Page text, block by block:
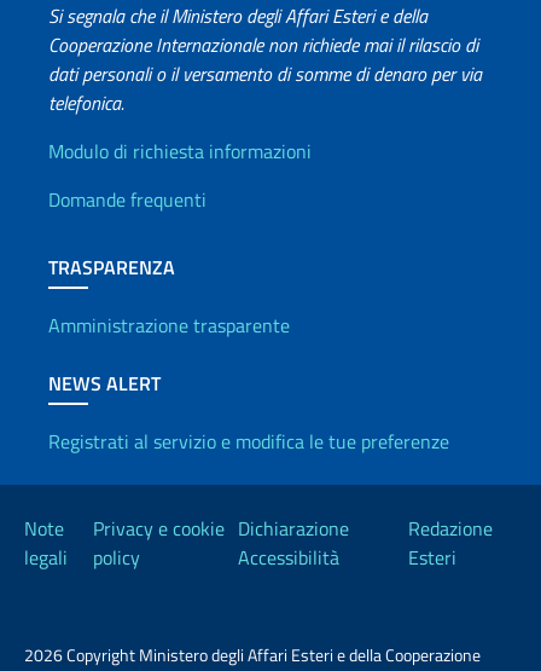
Si segnala che il Ministero degli Affari Esteri e della
Cooperazione Internazionale non richiede mai il rilascio di
dati personali o il versamento di somme di denaro per via
telefonica.
Info utili
Modulo di richiesta informazioni
Domande frequenti
TRASPARENZA
Amministrazione trasparente
NEWS ALERT
Registrati al servizio e modifica le tue preferenze
Link Utili
Note
legali
Privacy e cookie
policy
Dichiarazione
Accessibilità
Redazione
Esteri
2026 Copyright Ministero degli Affari Esteri e della Cooperazione